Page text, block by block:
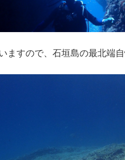
ますので、石垣島の最北端